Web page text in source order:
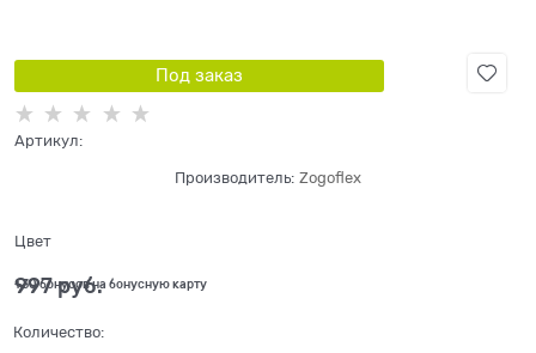
Под заказ
Артикул:
Производитель: Zogoflex
Цвет
997 руб.
+30 бонусов на бонусную карту
Количество: